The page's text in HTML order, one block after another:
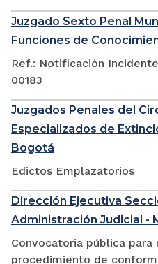
Juzgado Sexto Penal
Funciones de
Ref.: Notificación
00183
Juzgados Penales del
Especializados de
Bogotá
Edictos Emplazatorios
Dirección Ejecutiva
Administración Judicial -
Convocatoria pública para
procedimiento de